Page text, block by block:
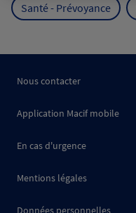
Santé - Prévoyance
Nous contacter
Application Macif mobile
En cas d'urgence
Mentions légales
Données personnelles